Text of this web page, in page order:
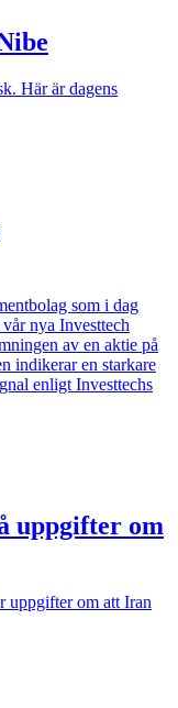
Här är dagens
som i dag
nya Investtech
av en aktie på
indikerar en starkare
enligt Investtechs
uppgifter om
uppgifter om att Iran